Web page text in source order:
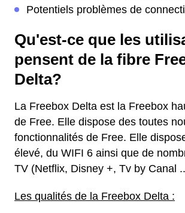
Potentiels problèmes de
Qu'est-ce que les
pensent de la fibre
Delta?
La Freebox Delta est la Freebox
de Free. Elle dispose des toutes
fonctionnalités de Free. Elle
élevé, du WIFI 6 ainsi que de
TV (Netflix, Disney +, Tv by Canal
Les qualités de la Freebox Delta :